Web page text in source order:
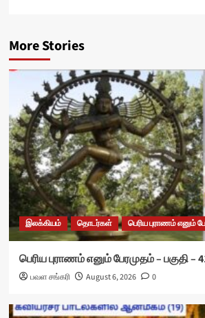
More Stories
இலக்கியம் தொடர்கள் பெரிய புராணம் எனும்
பெரிய புராணம் எனும் பேரமுதம் – பகுதி –
பவள சங்கரி August 6, 2026 0